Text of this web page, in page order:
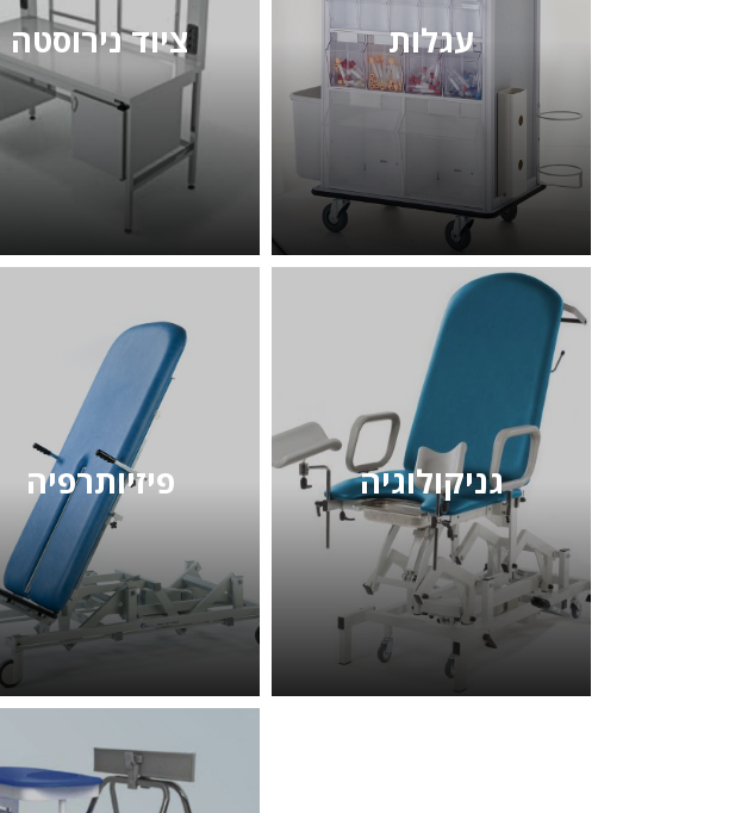
ציוד נירוסטה עגלות
פיזיותרפיה גניקולוגיה